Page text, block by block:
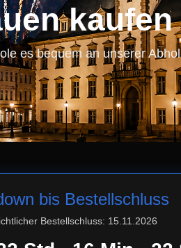
es bequem an unserer
bis Bestellschluss
Bestellschluss: 15.11.2026